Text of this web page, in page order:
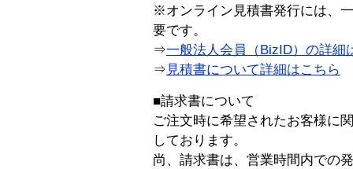
※オンライン見積書発行には、
要です。
⇒一般法人会員（BizID）の詳細
⇒ 見積書について詳細はこちら
■請求書について
ご注文時に希望されたお客様に
しております。
尚、請求書は、営業時間内での